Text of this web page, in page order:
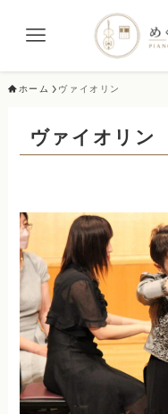
ホーム ヴァイオリン
ヴァイオリン